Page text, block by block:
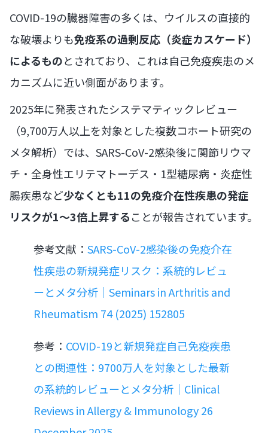
COVID-19の臓器障害の多くは、ウイルスの直接的
な破壊よりも免疫系の過剰反応（炎症カスケード）
によるものとされており、これは自己免疫疾患のメ
カニズムに近い側面があります。
2025年に発表されたシステマティックレビュー
（9,700万人以上を対象とした複数コホート研究の
メタ解析）では、SARS-CoV-2感染後に関節リウマ
チ・全身性エリテマトーデス・1型糖尿病・炎症性
腸疾患など少なくとも11の免疫介在性疾患の発症
リスクが1〜3倍上昇することが報告されています。
参考文献： SARS-CoV-2感染後の免疫介在
性疾患の新規発症リスク：系統的レビュ
ーとメタ分析｜Seminars in Arthritis and
Rheumatism 74 (2025) 152805
参考： COVID-19と新規発症自己免疫疾患
との関連性：9700万人を対象とした最新
の系統的レビューとメタ分析｜Clinical
Reviews in Allergy & Immunology 26